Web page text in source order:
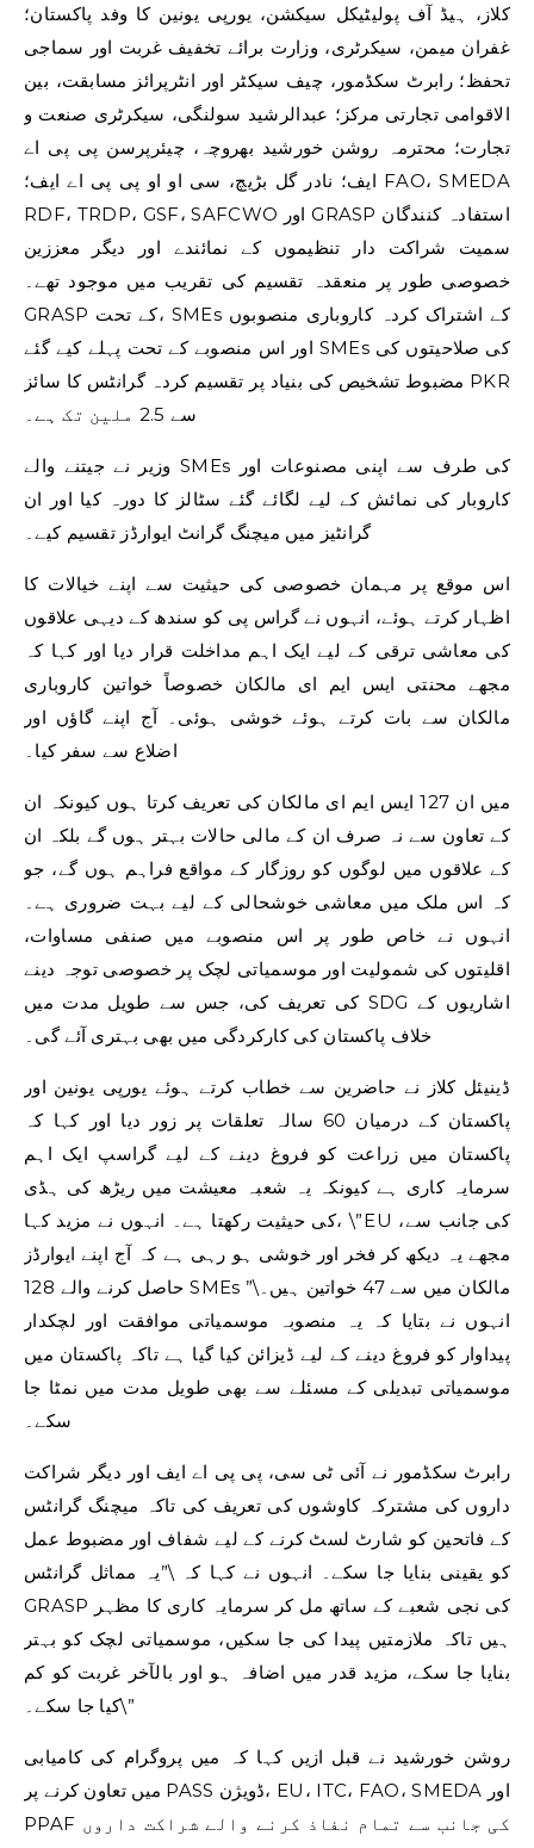
کلاز، ہیڈ آف پولیٹیکل سیکشن، یورپی یونین کا وفد پاکستان؛
غفران میمن، سیکرٹری، وزارت برائے تخفیف غربت اور سماجی
تحفظ؛ رابرٹ سکڈمور، چیف سیکٹر اور انٹرپرائز مسابقت، بین
الاقوامی تجارتی مرکز؛ عبدالرشید سولنگی، سیکرٹری صنعت و
تجارت؛ محترمہ روشن خورشید بھروچہ، چیئرپرسن پی پی اے
ایف؛ نادر گل بڑیچ، سی او او پی پی اے ایف؛ FAO، SMEDA
RDF، TRDP، GSF، SAFCWO اور GRASP استفادہ کنندگان
سمیت شراکت دار تنظیموں کے نمائندے اور دیگر معززین
خصوصی طور پر منعقدہ تقسیم کی تقریب میں موجود تھے۔
GRASP کے تحت، SMEs کے اشتراک کردہ کاروباری منصوبوں
اور اس منصوبے کے تحت پہلے کیے گئے SMEs کی صلاحیتوں کی
مضبوط تشخیص کی بنیاد پر تقسیم کردہ گرانٹس کا سائز PKR
سے 2.5 ملین تک ہے۔
وزیر نے جیتنے والے SMEs کی طرف سے اپنی مصنوعات اور
کاروبار کی نمائش کے لیے لگائے گئے سٹالز کا دورہ کیا اور ان
گرانٹیز میں میچنگ گرانٹ ایوارڈز تقسیم کیے۔
اس موقع پر مہمان خصوصی کی حیثیت سے اپنے خیالات کا
اظہار کرتے ہوئے، انہوں نے گراس پی کو سندھ کے دیہی علاقوں
کی معاشی ترقی کے لیے ایک اہم مداخلت قرار دیا اور کہا کہ
مجھے محنتی ایس ایم ای مالکان خصوصاً خواتین کاروباری
مالکان سے بات کرتے ہوئے خوشی ہوئی۔ آج اپنے گاؤں اور
اضلاع سے سفر کیا۔
میں ان 127 ایس ایم ای مالکان کی تعریف کرتا ہوں کیونکہ ان
کے تعاون سے نہ صرف ان کے مالی حالات بہتر ہوں گے بلکہ ان
کے علاقوں میں لوگوں کو روزگار کے مواقع فراہم ہوں گے، جو
کہ اس ملک میں معاشی خوشحالی کے لیے بہت ضروری ہے۔
انہوں نے خاص طور پر اس منصوبے میں صنفی مساوات،
اقلیتوں کی شمولیت اور موسمیاتی لچک پر خصوصی توجہ دینے
کی تعریف کی، جس سے طویل مدت میں SDG اشاریوں کے
خلاف پاکستان کی کارکردگی میں بھی بہتری آئے گی۔
ڈینیئل کلاز نے حاضرین سے خطاب کرتے ہوئے یورپی یونین اور
پاکستان کے درمیان 60 سالہ تعلقات پر زور دیا اور کہا کہ
پاکستان میں زراعت کو فروغ دینے کے لیے گراسپ ایک اہم
سرمایہ کاری ہے کیونکہ یہ شعبہ معیشت میں ریڑھ کی ہڈی
کی حیثیت رکھتا ہے۔ انہوں نے مزید کہا، \”EU کی جانب سے،
مجھے یہ دیکھ کر فخر اور خوشی ہو رہی ہے کہ آج اپنے ایوارڈز
حاصل کرنے والے 128 SMEs مالکان میں سے 47 خواتین ہیں۔\”
انہوں نے بتایا کہ یہ منصوبہ موسمیاتی موافقت اور لچکدار
پیداوار کو فروغ دینے کے لیے ڈیزائن کیا گیا ہے تاکہ پاکستان میں
موسمیاتی تبدیلی کے مسئلے سے بھی طویل مدت میں نمٹا جا
سکے۔
رابرٹ سکڈمور نے آئی ٹی سی، پی پی اے ایف اور دیگر شراکت
داروں کی مشترکہ کاوشوں کی تعریف کی تاکہ میچنگ گرانٹس
کے فاتحین کو شارٹ لسٹ کرنے کے لیے شفاف اور مضبوط عمل
کو یقینی بنایا جا سکے۔ انہوں نے کہا کہ \”یہ مماثل گرانٹس
GRASP کی نجی شعبے کے ساتھ مل کر سرمایہ کاری کا مظہر
ہیں تاکہ ملازمتیں پیدا کی جا سکیں، موسمیاتی لچک کو بہتر
بنایا جا سکے، مزید قدر میں اضافہ ہو اور بالآخر غربت کو کم
کیا جا سکے۔\”
روشن خورشید نے قبل ازیں کہا کہ میں پروگرام کی کامیابی
میں تعاون کرنے پر PASS ڈویژن، EU، ITC، FAO، SMEDA اور
PPAF کی جانب سے تمام نفاذ کرنے والے شراکت داروں